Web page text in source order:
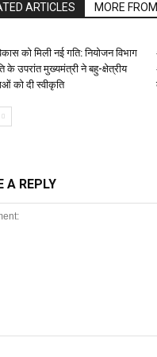
ARTICLES MORE
को मिली नई गति: नियोजन विभाग
के उपरांत मुख्यमंत्री ने बहु-क्षेत्रीय
को दी स्वीकृति
A REPLY